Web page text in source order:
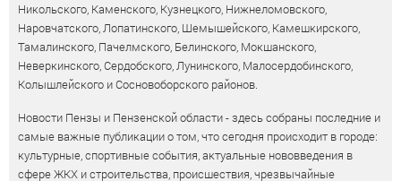
Никольского, Каменского, Кузнецкого, Нижнеломовского,
Наровчатского, Лопатинского, Шемышейского, Камешкирского,
Тамалинского, Пачелмского, Белинского, Мокшанского,
Неверкинского, Сердобского, Лунинского, Малосердобинского,
Колышлейского и Сосновоборского районов.
Новости Пензы и Пензенской области - здесь собраны последние и
самые важные публикации о том, что сегодня происходит в городе:
культурные, спортивные события, актуальные нововведения в
сфере ЖКХ и строительства, происшествия, чрезвычайные